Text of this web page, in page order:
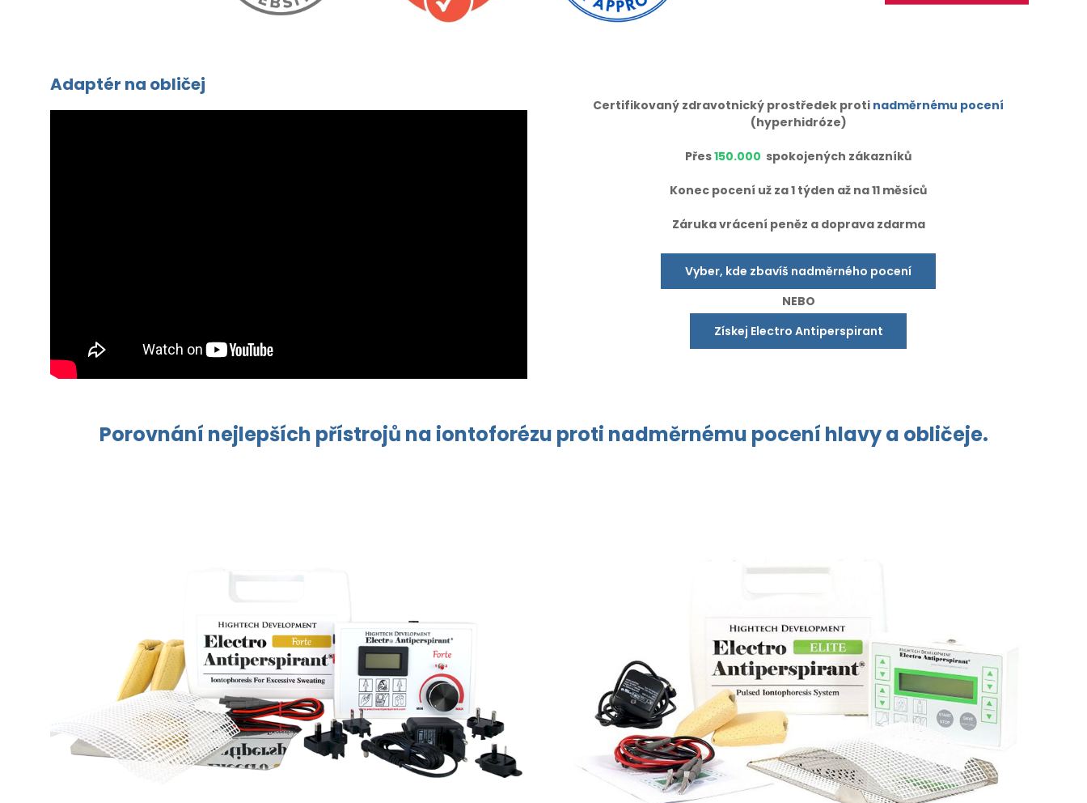
Adaptér na obličej
Certifikovaný zdravotnický prostředek proti nadměrnému pocení
(hyperhidróze)
Přes150.000 spokojených zákazníků
Konec pocení už za 1 týden až na 11 měsíců
Záruka vrácení peněz a doprava zdarma
Vyber, kde zbavíš nadměrného pocení
NEBO
Získej Electro Antiperspirant
Porovnání nejlepších přístrojů na iontoforézu proti nadměrnému pocení hlavy a obličeje.